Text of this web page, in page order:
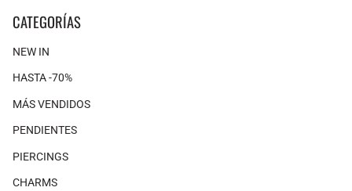
CATEGORÍAS
NEW IN
HASTA -70%
MÁS VENDIDOS
PENDIENTES
PIERCINGS
CHARMS